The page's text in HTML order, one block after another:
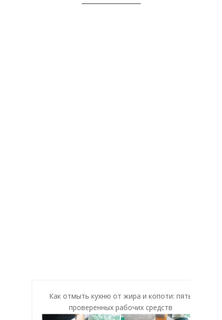
Как отмыть кухню от жира и копоти: пять
проверенных рабочих средств